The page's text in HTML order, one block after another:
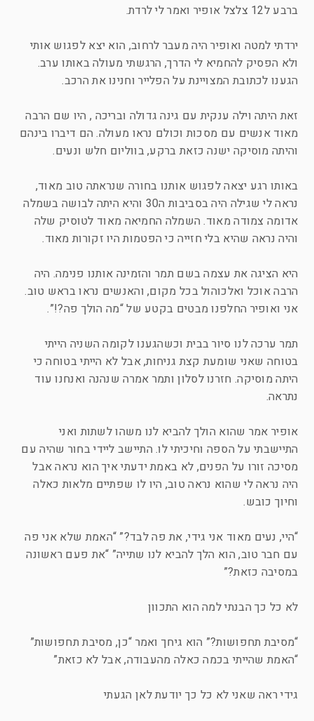
ברבע ל12 צלצל אופיר ואמר לי לרדת.
ירדתי למטה ואופיר היה מעבר לרחוב, הוא יצא לפגוש אותי
ולא הפסיק להחמיא לי הדרך, הרגשתי מעולה באותו ערב.
הגענו לכתובת המצויינת על הפלייר וחנינו את הרכב.
זאת היתה וילה ענקית עם גינה גדולה ובריכה , היו שם הרבה
מאוד אנשים עם מסכות וכולם נראו מעולה. הם דיברו בינהם
והיתה מוסיקה ישנה כזאת ברקע, בווליום חלש ונעים.
באותו רגע יצאה לפגוש אותנו בחורה שנראתה טוב מאוד,
נראה לי שגילה היה בסביבות ה30 והיא היתה לבושה בשמלה
אדומה צמודה מאוד. השמלה החמיאה מאוד לטוסיק שלה
והיה נראה שהיא בלי חזייה כי הפטמות היו זקורות מאוד.
היא הציגה את עצמה בשם תמר והזמינה אותנו פנימה. היה
הרבה אוכל ואלכוהול בכל מקום, והאנשים נראו בראש טוב.
אני ואופיר החלפנו מבטים בקטע של “מה הולך פה?!”.
תמר ערכה לנו סיור בבית וכשהגענו לקומה השניה הייתי
בטוחה שאני שומעת קצת גניחות, אבל לא הייתי בטוחה כי
היתה מוסיקה. חזרנו לסלון ותמר אמרה שנהנה ואנחנו עוד
נתראה.
אופיר אמר שהוא הולך להביא לנו משהו לשתות ואני
התיישבתי על הספה וחיכיתי לו. התיישב ליידי בחור שהיה עם
מסיכה זורו על הפנים, לא באמת ידעתי איך הוא נראה אבל
היה נראה לי שהוא נראה טוב, היו לו שפתיים מלאות כאלה
וחיוך כובש.
“היי, נעים מאוד אני גידי, את פה לבד?” “האמת שלא אני פה
עם חבר טוב, הוא הלך להביא לנו שתייה” “את פעם ראשונה
במסיבה כזאת?”
לא כל כך הבנתי למה הוא התכוון
“מסיבת תחפושות?” הוא גיחך ואמר “כן, מסיבת תחפושות”
“האמת שהייתי בכמה כאלה מהעבודה, אבל לא כזאת”
גידי ראה שאני לא כל כך יודעת לאן הגעתי